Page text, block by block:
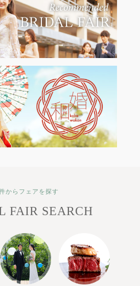
からフェアを探す
FAIR SEARCH